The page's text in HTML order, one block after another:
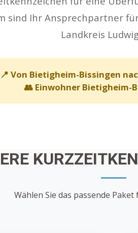
sind Ihr Ansprechpartner
Landkreis
📍 Von Bietigheim-Bissingen
👥 Einwohner Bietigheim-
Wählen Sie das passende